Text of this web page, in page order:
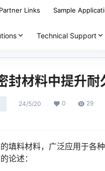
Partner Links Sample
Technical Support
封材料中提升耐
24/5/20 0 29
填料材料，广泛应用于各
论述：